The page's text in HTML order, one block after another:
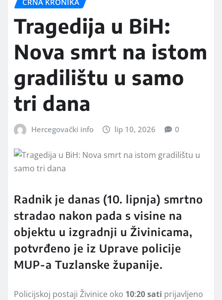
Tragedija u BiH:
Nova smrt na istom
gradilištu u samo
tri dana
Hercegovački info lip 10, 2026 0
Radnik je danas (10. lipnja) smrtno
stradao nakon pada s visine na
objektu u izgradnji u Živinicama,
potvrđeno je iz Uprave policije
MUP-a Tuzlanske županije.
Policijskoj postaji Živinice oko 10:20 sati prijavljeno